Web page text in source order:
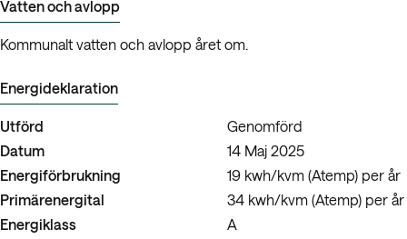
Vatten och avlopp
Kommunalt vatten och avlopp året om.
Energideklaration
Utförd
Genomförd
Datum
14 Maj 2025
Energiförbrukning
19 kwh/kvm (Atemp) per år
Primärenergital
34 kwh/kvm (Atemp) per år
Energiklass
A